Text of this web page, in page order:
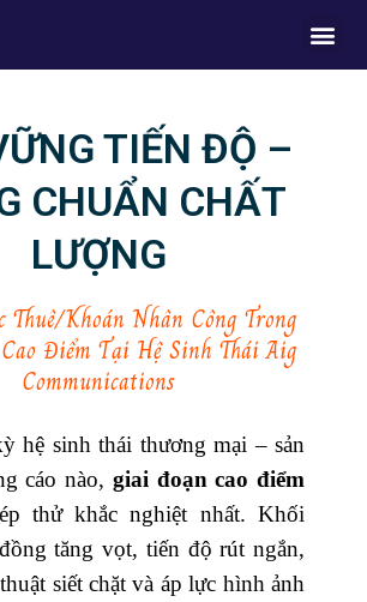
TIẾN ĐỘ –
CHUẨN CHẤT
LƯỢNG
Thuê/Khoán Nhân Công Trong
Điểm Tại Hệ Sinh Thái Aig
Communications
hệ sinh thái thương mại – sản
cáo nào, giai đoạn cao điểm
thử khắc nghiệt nhất. Khối
tăng vọt, tiến độ rút ngắn,
siết chặt và áp lực hình ảnh